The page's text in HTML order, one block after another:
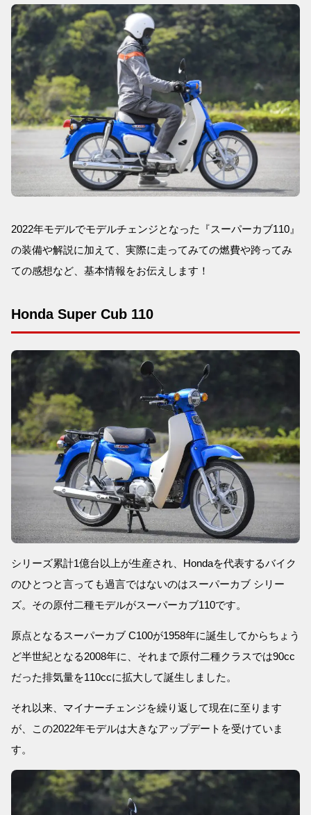
2022年モデルでモデルチェンジとなった『スーパーカブ110』
の装備や解説に加えて、実際に走ってみての燃費や跨ってみ
ての感想など、基本情報をお伝えします！
Honda Super Cub 110
シリーズ累計1億台以上が生産され、Hondaを代表するバイク
のひとつと言っても過言ではないのはスーパーカブ シリー
ズ。その原付二種モデルがスーパーカブ110です。
原点となるスーパーカブ C100が1958年に誕生してからちょう
ど半世紀となる2008年に、それまで原付二種クラスでは90cc
だった排気量を110ccに拡大して誕生しました。
それ以来、マイナーチェンジを繰り返して現在に至ります
が、この2022年モデルは大きなアップデートを受けていま
す。